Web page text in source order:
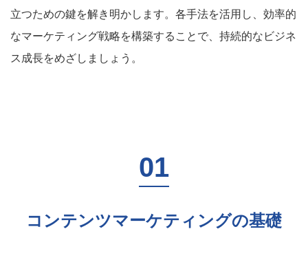
立つための鍵を解き明かします。各手法を活用し、効率的
なマーケティング戦略を構築することで、持続的なビジネ
ス成長をめざしましょう。
コンテンツマーケティングの基礎